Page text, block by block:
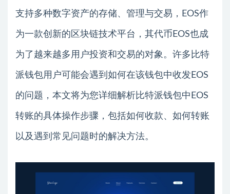
支持多种数字资产的存储、管理与交易，EOS作
为一款创新的区块链技术平台，其代币EOS也成
为了越来越多用户投资和交易的对象。许多比特
派钱包用户可能会遇到如何在该钱包中收发EOS
的问题，本文将为您详细解析比特派钱包中EOS
转账的具体操作步骤，包括如何收款、如何转账
以及遇到常见问题时的解决方法。